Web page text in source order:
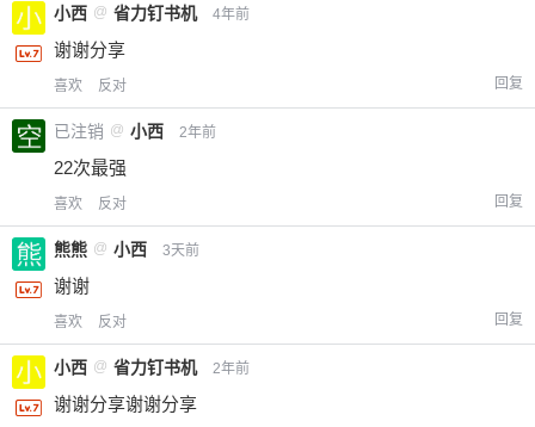
小西 @ 省力钉书机 4年前
谢谢分享
喜欢 反对 回复
已注销 @ 小西 2年前
22次最强
喜欢 反对 回复
熊熊 @ 小西 3天前
谢谢
喜欢 反对 回复
小西 @ 省力钉书机 2年前
谢谢分享谢谢分享